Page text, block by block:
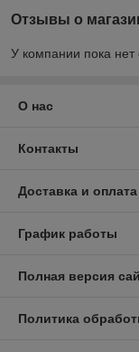
Отзывы о
У компании пока нет
О нас
Контакты
Доставка и оплата
График работы
Полная версия
Политика